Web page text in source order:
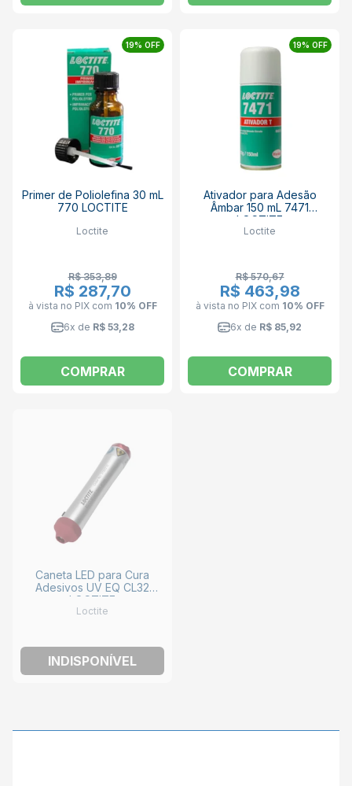
19% OFF
Primer de Poliolefina 30 mL
770 LOCTITE
Loctite
R$ 353,89
R$ 287,70
à vista no PIX com 10% OFF
6x de R$ 53,28
COMPRAR
19% OFF
Ativador para Adesão
Âmbar 150 mL 7471
LOCTITE
Loctite
R$ 570,67
R$ 463,98
à vista no PIX com 10% OFF
6x de R$ 85,92
COMPRAR
Caneta LED para Cura
Adesivos UV EQ CL32
LOCTITE
Loctite
INDISPONÍVEL